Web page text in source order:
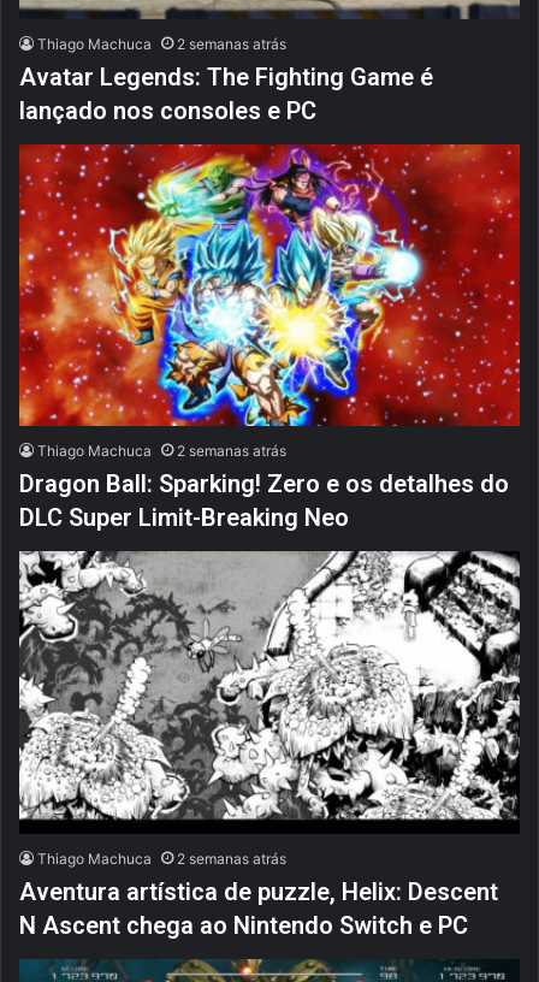
Thiago Machuca 2 semanas atrás
Avatar Legends: The Fighting Game é
lançado nos consoles e PC
Thiago Machuca 2 semanas atrás
Dragon Ball: Sparking! Zero e os detalhes do
DLC Super Limit-Breaking Neo
Thiago Machuca 2 semanas atrás
Aventura artística de puzzle, Helix: Descent
N Ascent chega ao Nintendo Switch e PC